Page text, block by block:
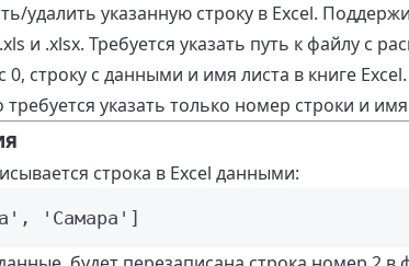
удалить указанную строку в Excel.
и .xlsx. Требуется указать путь к файлу с
0, строку с данными и имя листа в книге
указать только номер строки и
строка в Excel данными:
' , ' Самара ' ]